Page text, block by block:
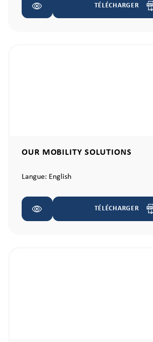
TÉLÉCHARGER
OUR MOBILITY SOLUTIONS
Langue: English
TÉLÉCHARGER